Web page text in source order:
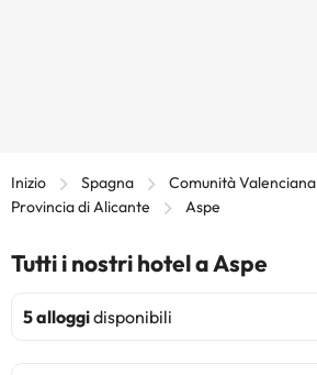
Inizio Spagna
Comunità Valenciana
Provincia di Alicante
Aspe
Tutti i nostri hotel a Aspe
5 alloggidisponibili